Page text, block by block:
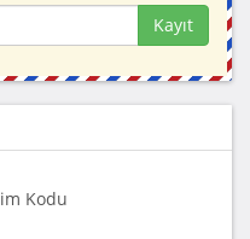
Kayıt
Kodu